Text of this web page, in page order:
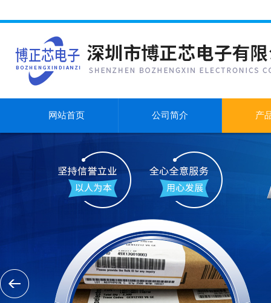
网站首页 公司简介 产